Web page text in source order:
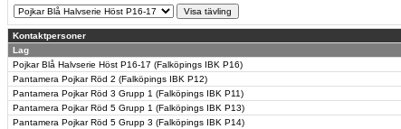
Kontaktpersoner
Lag
Pojkar Blå Halvserie Höst P16-17 (Falköpings IBK P16)
Pantamera Pojkar Röd 2 (Falköpings IBK P12)
Pantamera Pojkar Röd 3 Grupp 1 (Falköpings IBK P11)
Pantamera Pojkar Röd 5 Grupp 1 (Falköpings IBK P13)
Pantamera Pojkar Röd 5 Grupp 3 (Falköpings IBK P14)